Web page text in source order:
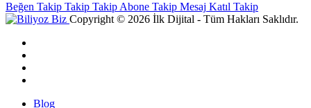
Beğen Takip Takip Takip Abone Takip Mesaj Katıl Takip
Copyright © 2026 İlk Dijital - Tüm Hakları Saklıdır.
Blog